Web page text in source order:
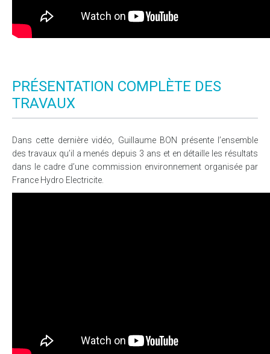
PRÉSENTATION COMPLÈTE DES
TRAVAUX
Dans cette dernière vidéo, Guillaume BON présente l’ensemble
des travaux qu’il a menés depuis 3 ans et en détaille les résultats
dans le cadre d’une commission environnement organisée par
France Hydro Electricite.